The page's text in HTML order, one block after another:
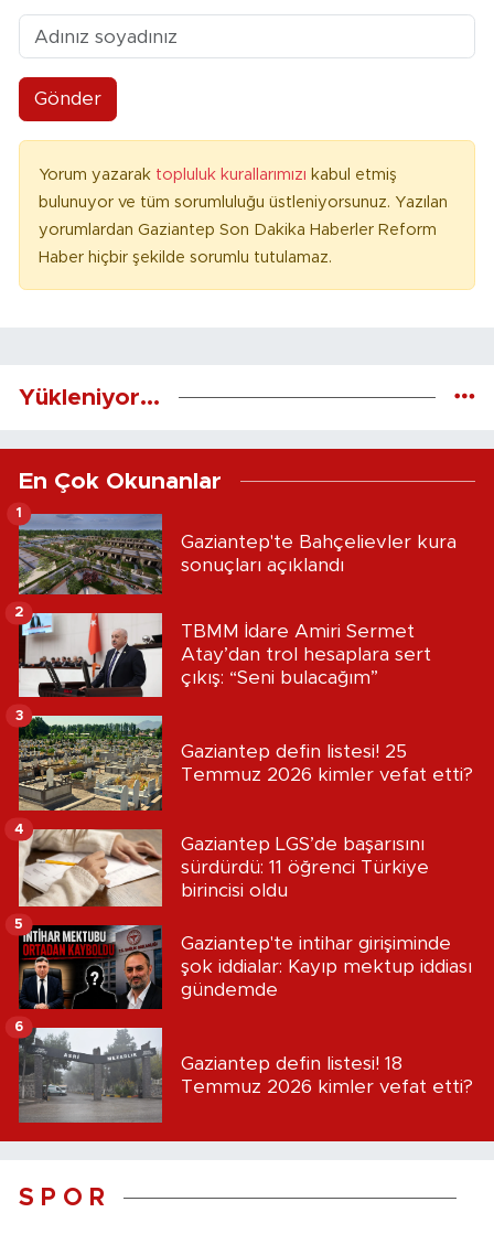
Gönder
Yorum yazarak topluluk kurallarımızı kabul etmiş
bulunuyor ve tüm sorumluluğu üstleniyorsunuz. Yazılan
yorumlardan Gaziantep Son Dakika Haberler Reform
Haber hiçbir şekilde sorumlu tutulamaz.
Yükleniyor...
En Çok Okunanlar
Gaziantep'te Bahçelievler kura
sonuçları açıklandı
1
TBMM İdare Amiri Sermet
Atay’dan trol hesaplara sert
çıkış: “Seni bulacağım”
2
Gaziantep defin listesi! 25
Temmuz 2026 kimler vefat etti?
3
Gaziantep LGS’de başarısını
sürdürdü: 11 öğrenci Türkiye
birincisi oldu
4
Gaziantep'te intihar girişiminde
şok iddialar: Kayıp mektup iddiası
gündemde
5
Gaziantep defin listesi! 18
Temmuz 2026 kimler vefat etti?
6
S P O R